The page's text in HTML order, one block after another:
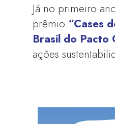
Já no primeiro
prêmio “Cases
Brasil do Pacto
ações